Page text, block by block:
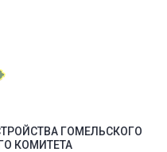
ГОМЕЛЬСКОГО
КОМИТЕТА